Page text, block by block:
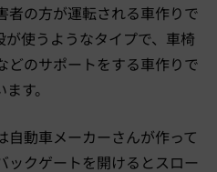
者の方が運転される車作りで
使うようなタイプで、車椅
どのサポートをする車作りで
す。
動車メーカーさんが作って
ックゲートを開けるとスロー